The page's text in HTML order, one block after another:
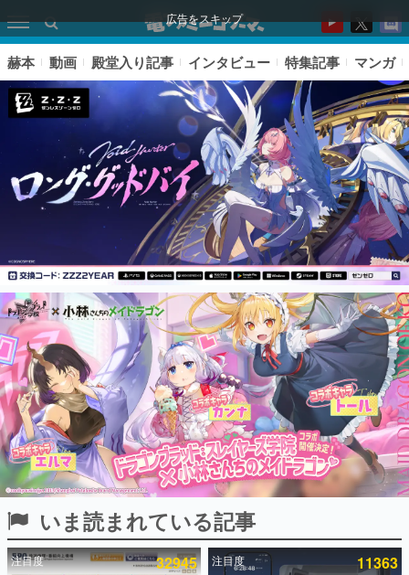
広告をスキップ
ピックアップ
電ファミのいま読まれている記事ランキング
アプリセール情報
インタビュー
連載・特集一覧
殿堂入り記事
SNS拡散数が数千以上！ ページビュー数万以上！ などな
ど。多くの人々に読まれた、電ファミ渾身の“殿堂入り”記
事をまとめました。
赫本 動画 殿堂入り記事 インタビュー 特集記事 マンガ
いま読まれている記事
注目度 32945 注目度 11363